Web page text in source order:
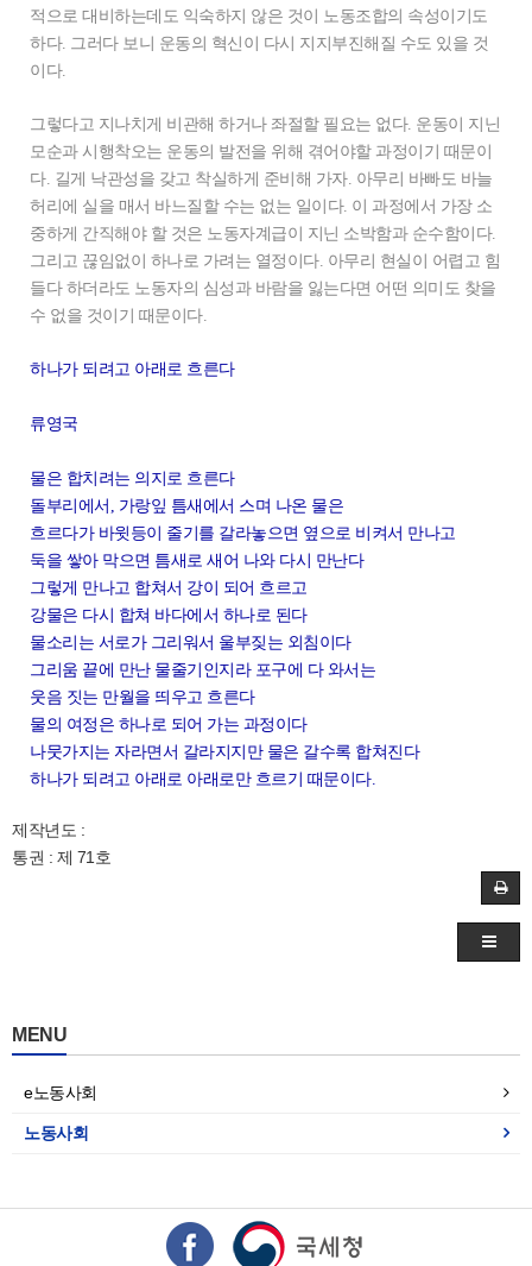
적으로 대비하는데도 익숙하지 않은 것이 노동조합의 속성이기도
하다. 그러다 보니 운동의 혁신이 다시 지지부진해질 수도 있을 것
이다.
그렇다고 지나치게 비관해 하거나 좌절할 필요는 없다. 운동이 지닌
모순과 시행착오는 운동의 발전을 위해 겪어야할 과정이기 때문이
다. 길게 낙관성을 갖고 착실하게 준비해 가자. 아무리 바빠도 바늘
허리에 실을 매서 바느질할 수는 없는 일이다. 이 과정에서 가장 소
중하게 간직해야 할 것은 노동자계급이 지닌 소박함과 순수함이다.
그리고 끊임없이 하나로 가려는 열정이다. 아무리 현실이 어렵고 힘
들다 하더라도 노동자의 심성과 바람을 잃는다면 어떤 의미도 찾을
수 없을 것이기 때문이다.
하나가 되려고 아래로 흐른다
류영국
물은 합치려는 의지로 흐른다
돌부리에서, 가랑잎 틈새에서 스며 나온 물은
흐르다가 바윗등이 줄기를 갈라놓으면 옆으로 비켜서 만나고
둑을 쌓아 막으면 틈새로 새어 나와 다시 만난다
그렇게 만나고 합쳐서 강이 되어 흐르고
강물은 다시 합쳐 바다에서 하나로 된다
물소리는 서로가 그리워서 울부짖는 외침이다
그리움 끝에 만난 물줄기인지라 포구에 다 와서는
웃음 짓는 만월을 띄우고 흐른다
물의 여정은 하나로 되어 가는 과정이다
나뭇가지는 자라면서 갈라지지만 물은 갈수록 합쳐진다
하나가 되려고 아래로 아래로만 흐르기 때문이다.
제작년도 :
통권 : 제 71호
MENU
e노동사회
노동사회